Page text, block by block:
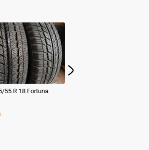
55 R 18 Fortuna